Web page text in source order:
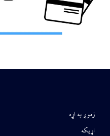
زموږ په اړه
اړیکه